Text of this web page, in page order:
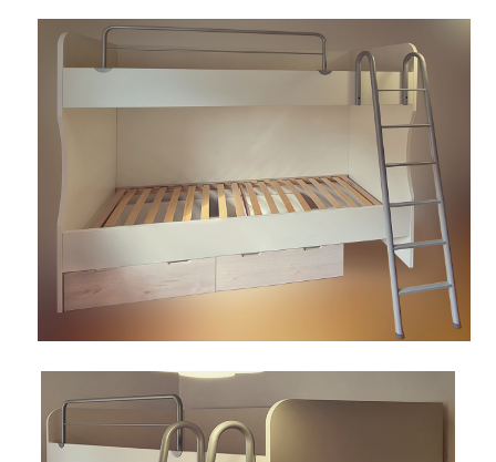
materijali pribor
Zaštitna
odjeća
lakovi
GrađevinskiVodomaterijal Vrata i
dovratnici
tehnika
Metalna
galanterija
Elektromaterijal